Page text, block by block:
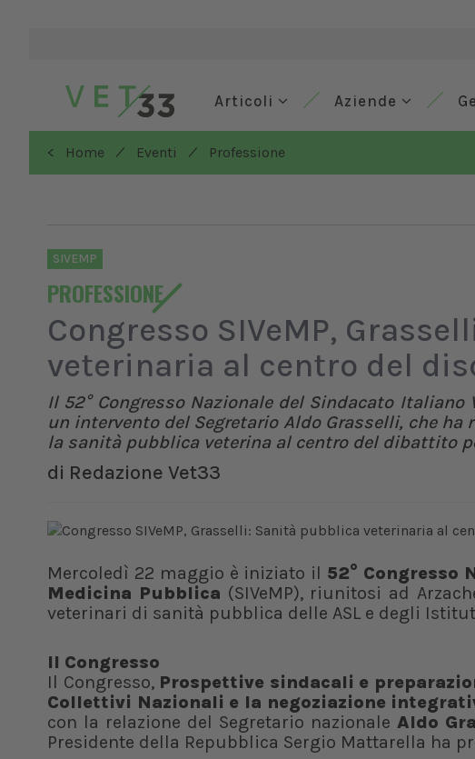
Articoli Aziende
< Home / Eventi / Professione
SIVEMP
PROFESSIONE
Congresso SIVeMP,
veterinaria al centro del
Il 52° Congresso Nazionale del Sindacato
un intervento del Segretario Aldo Grasselli, che
la sanità pubblica veterina al centro del dibattito
di Redazione Vet33
Mercoledì 22 maggio è iniziato il 52° Congresso
Medicina Pubblica (SIVeMP), riunitosi ad
veterinari di sanità pubblica delle ASL e degli
Il Congresso
Il Congresso, Prospettive sindacali e
Collettivi Nazionali e la negoziazione
con la relazione del Segretario nazionaleAldo
Presidente della Repubblica Sergio Mattarella ha